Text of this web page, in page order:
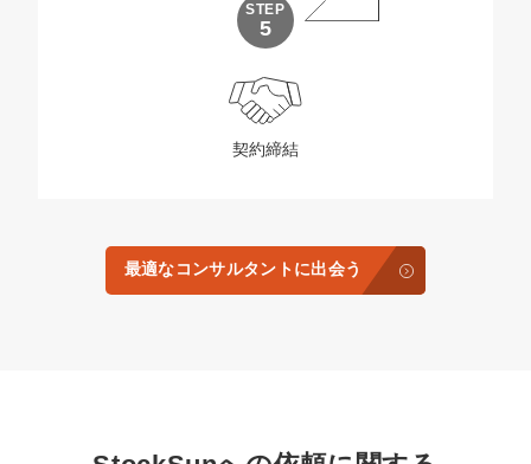
契約締結
STEP
5
最適なコンサルタントに出会う